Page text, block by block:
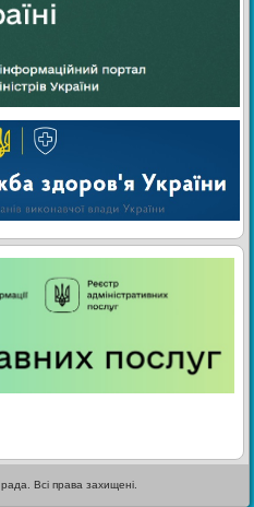
Всі права захищені.